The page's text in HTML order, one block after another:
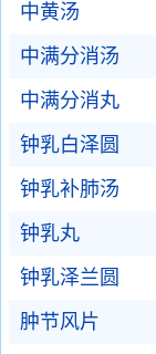
中黄汤
中满分消汤
中满分消丸
钟乳白泽圆
钟乳补肺汤
钟乳丸
钟乳泽兰圆
肿节风片